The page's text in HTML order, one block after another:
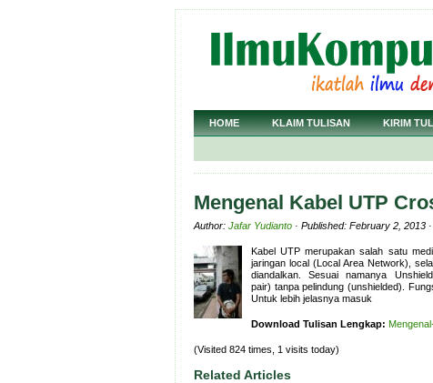
HOME KLAIM TULISAN KIRIM
Mengenal Kabel UTP
Author: Jafar Yudianto · Published: February 2, 2013
Kabel UTP merupakan salah satu
jaringan local (Local Area Network),
diandalkan. Sesuai namanya
pair) tanpa pelindung (unshielded).
Untuk lebih jelasnya masuk
Download Tulisan Lengkap:
(Visited 824 times, 1 visits today)
Related Articles